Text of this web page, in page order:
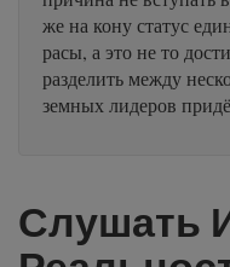
же на кону статус
расы, а это не то
разделить между
земных лидеров
Слушать